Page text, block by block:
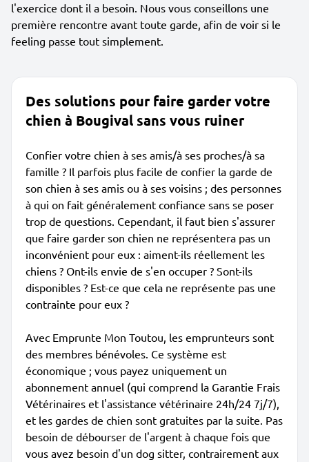
l'exercice dont il a besoin. Nous vous conseillons une
première rencontre avant toute garde, afin de voir si le
feeling passe tout simplement.
Des solutions pour faire garder votre
chien à Bougival sans vous ruiner
Confier votre chien à ses amis/à ses proches/à sa
famille ? Il parfois plus facile de confier la garde de
son chien à ses amis ou à ses voisins ; des personnes
à qui on fait généralement confiance sans se poser
trop de questions. Cependant, il faut bien s'assurer
que faire garder son chien ne représentera pas un
inconvénient pour eux : aiment-ils réellement les
chiens ? Ont-ils envie de s'en occuper ? Sont-ils
disponibles ? Est-ce que cela ne représente pas une
contrainte pour eux ?
Avec Emprunte Mon Toutou, les emprunteurs sont
des membres bénévoles. Ce système est
économique ; vous payez uniquement un
abonnement annuel (qui comprend la Garantie Frais
Vétérinaires et l'assistance vétérinaire 24h/24 7j/7),
et les gardes de chien sont gratuites par la suite. Pas
besoin de débourser de l'argent à chaque fois que
vous avez besoin d'un dog sitter, contrairement aux